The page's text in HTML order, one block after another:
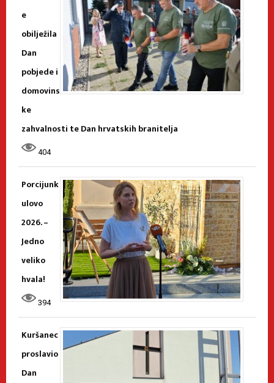
e
obilježila
Dan
pobjede i
domovins
ke
zahvalnosti te Dan hrvatskih branitelja
404
Porcijunk
ulovo
2026. –
Jedno
veliko
hvala!
394
Kuršanec
proslavio
Dan